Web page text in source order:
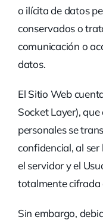
o ilícita de datos
conservados o
comunicación o
datos.
El Sitio Web
Socket Layer),
personales se
confidencial, al
el servidor y el
totalmente cifrada
Sin embargo,